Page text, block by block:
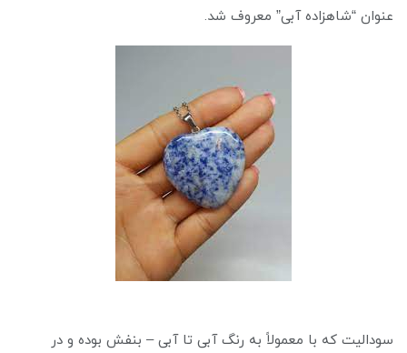
عنوان “شاهزاده آبی” معروف شد.
سودالیت که با معمولاً به رنگ آبی تا آبی – بنفش بوده و در